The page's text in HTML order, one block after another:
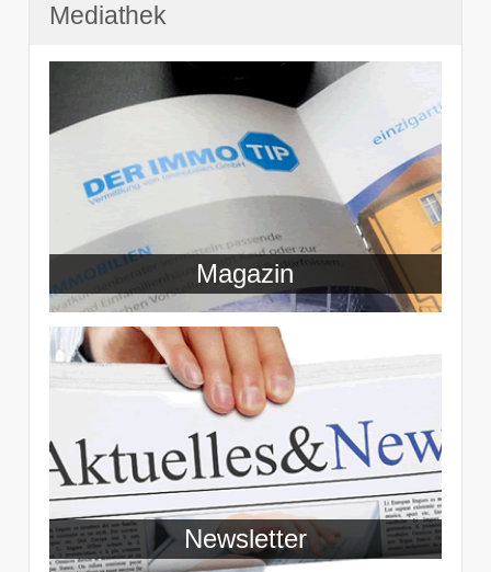
Mediathek
Magazin
Newsletter